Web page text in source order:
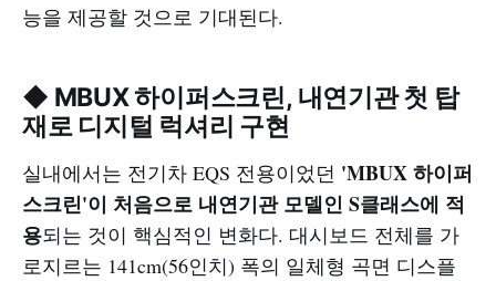
능을 제공할 것으로 기대된다.
◆ MBUX 하이퍼스크린, 내연기관 첫 탑
재로 디지털 럭셔리 구현
실내에서는 전기차 EQS 전용이었던 'MBUX 하이퍼
스크린'이 처음으로 내연기관 모델인 S클래스에 적
용되는 것이 핵심적인 변화다. 대시보드 전체를 가
로지르는 141cm(56인치) 폭의 일체형 곡면 디스플